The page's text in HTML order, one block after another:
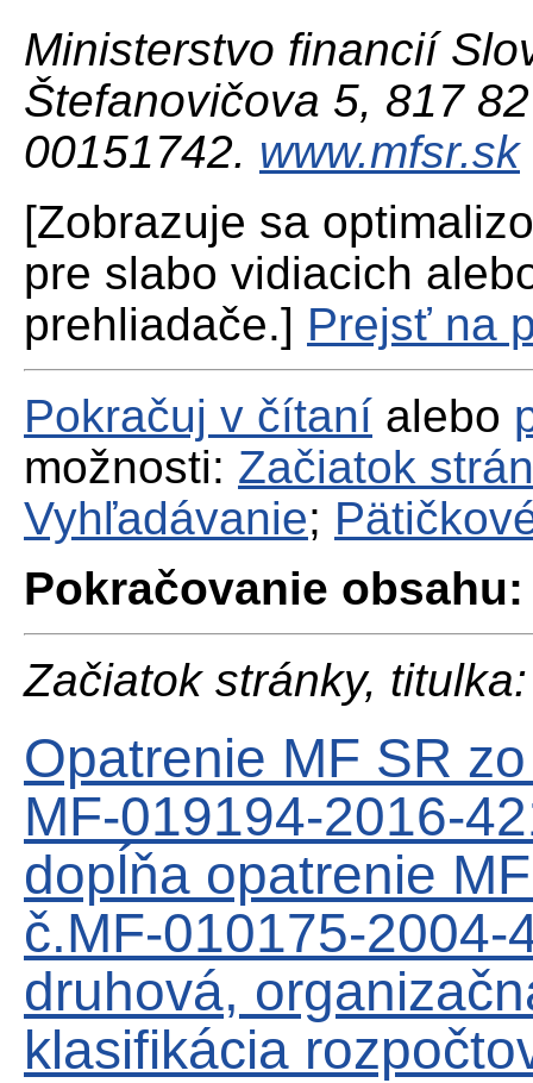
Ministerstvo financií
Štefanovičova 5, 817
00151742. www.mfsr.sk
[Zobrazuje sa
pre slabo vidiacich
prehliadače.] Prejsť na
Pokračuj v čítaní alebo
možnosti: Začiatok
Vyhľadávanie;
Pokračovanie obsahu:
Začiatok stránky, titulka:
Opatrenie MF SR
MF-019194-2016-
dopĺňa opatrenie
č.MF-010175-
druhová,
klasifikácia